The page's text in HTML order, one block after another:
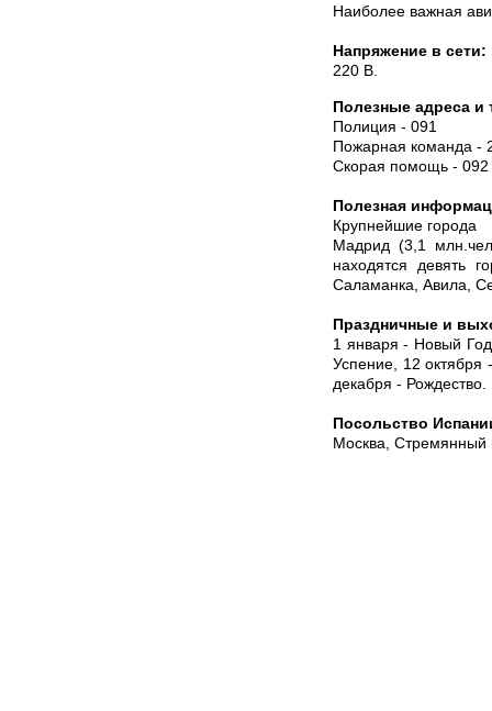
Наиболее важная
Напряжение в сети:
220 В.
Полезные адреса
Полиция - 091
Пожарная команда -
Скорая помощь - 092
Полезная
Крупнейшие города
Мадрид (3,1
находятся девять
Саламанка, Авила,
Праздничные и
1 января - Новый
Успение, 12
декабря - Рождество.
Посольство
Москва, Стремянный